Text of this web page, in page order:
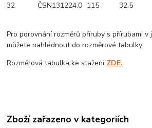
32 ČSN131224.0 115 32,5
Pro porovnání rozměrů příruby s přírubami v
můžete nahlédnout do rozměrové tabulky.
Rozměrová tabulka ke stažení ZDE.
Zboží zařazeno v kategoriích